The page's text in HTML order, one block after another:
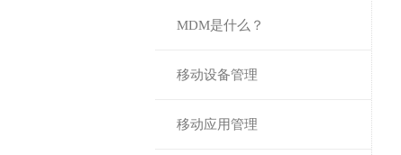
MDM是什么？
移动设备管理
移动应用管理